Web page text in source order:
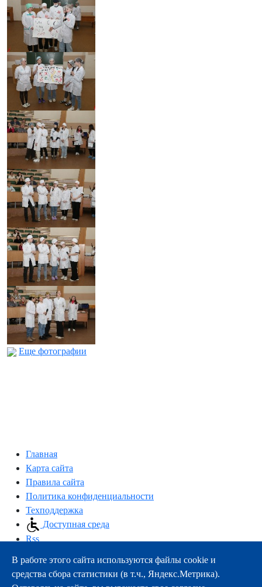
Еще фотографии
Главная
Карта сайта
Правила сайта
Политика конфиденциальности
Техподдержка
Доступная среда
Rss
163000, г.Архангельск, пр-т Троицкий, 51
тел.:+7 (8182) 21-11-63
В работе этого сайта используются файлы cookie и
средства сбора статистики (в т.ч., Яндекс.Метрика).